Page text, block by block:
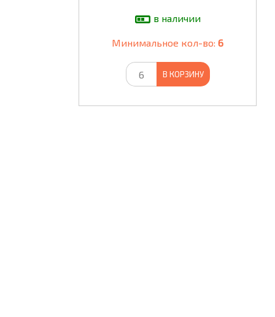
в наличии
Минимальное кол-во: 6
В КОРЗИНУ